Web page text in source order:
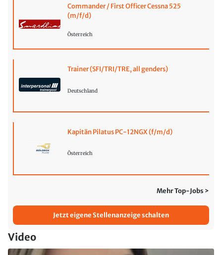
Commander / First Officer Cessna 525
(m/f/d)
Österreich
Trainer (SFI/TRI/TRE, all genders)
Deutschland
Kapitän Pilatus PC-12NGX (f/m/d)
Österreich
Mehr Top-Jobs >
Jetzt eigene Stellenanzeige schalten
Video